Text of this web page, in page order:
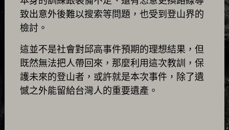
致出意外後難以搜索等問題，也受到登山界的
檢討。
這並不是社會對邱高事件預期的理想結果，但
既然無法把人帶回來，那麼利用這次教訓，保
護未來的登山者，或許就是本次事件，除了遺
憾之外能留給台灣人的重要遺產。